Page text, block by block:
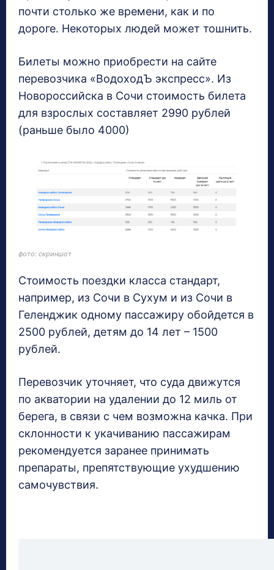
почти столько же времени, как и по
дороге. Некоторых людей может тошнить.
Билеты можно приобрести на сайте
перевозчика «ВодоходЪ экспресс». Из
Новороссийска в Сочи стоимость билета
для взрослых составляет 2990 рублей
(раньше было 4000)
фото: скриншот
Стоимость поездки класса стандарт,
например, из Сочи в Сухум и из Сочи в
Геленджик одному пассажиру обойдется в
2500 рублей, детям до 14 лет – 1500
рублей.
Перевозчик уточняет, что суда движутся
по акватории на удалении до 12 миль от
берега, в связи с чем возможна качка. При
склонности к укачиванию пассажирам
рекомендуется заранее принимать
препараты, препятствующие ухудшению
самочувствия.